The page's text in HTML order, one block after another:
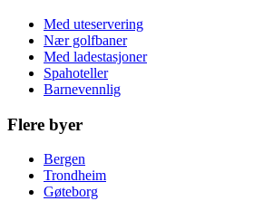
Med uteservering
Nær golfbaner
Med ladestasjoner
Spahoteller
Barnevennlig
Flere byer
Bergen
Trondheim
Gøteborg